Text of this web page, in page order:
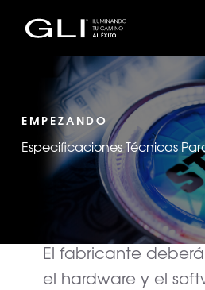
EMPEZANDO
Especificaciones Técnicas
El fabricante
el hardware y el